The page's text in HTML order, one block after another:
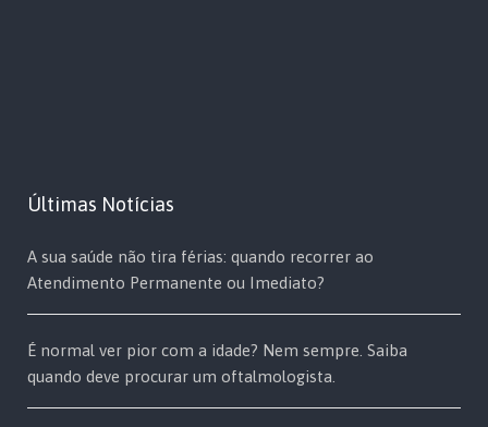
Últimas Notícias
A sua saúde não tira férias: quando recorrer ao
Atendimento Permanente ou Imediato?
É normal ver pior com a idade? Nem sempre. Saiba
quando deve procurar um oftalmologista.